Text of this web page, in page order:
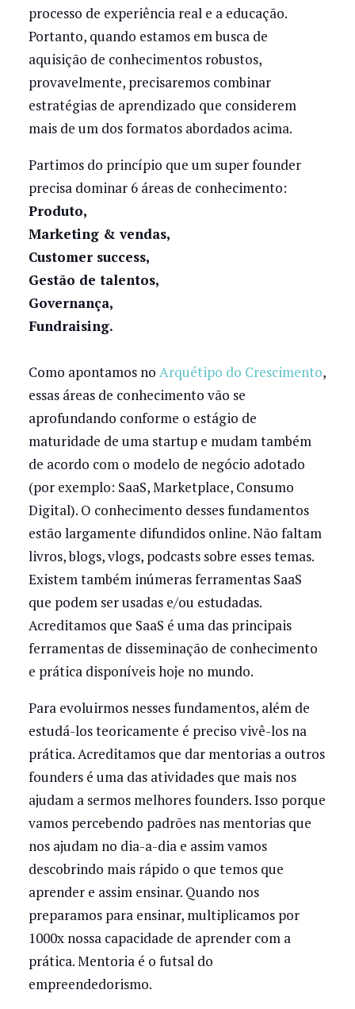
processo de experiência real e a educação.
Portanto, quando estamos em busca de
aquisição de conhecimentos robustos,
provavelmente, precisaremos combinar
estratégias de aprendizado que considerem
mais de um dos formatos abordados acima.
Partimos do princípio que um super founder
precisa dominar 6 áreas de conhecimento:
Produto,
Marketing & vendas,
Customer success,
Gestão de talentos,
Governança,
Fundraising.
Como apontamos no Arquétipo do Crescimento,
essas áreas de conhecimento vão se
aprofundando conforme o estágio de
maturidade de uma startup e mudam também
de acordo com o modelo de negócio adotado
(por exemplo: SaaS, Marketplace, Consumo
Digital). O conhecimento desses fundamentos
estão largamente difundidos online. Não faltam
livros, blogs, vlogs, podcasts sobre esses temas.
Existem também inúmeras ferramentas SaaS
que podem ser usadas e/ou estudadas.
Acreditamos que SaaS é uma das principais
ferramentas de disseminação de conhecimento
e prática disponíveis hoje no mundo.
Para evoluirmos nesses fundamentos, além de
estudá-los teoricamente é preciso vivê-los na
prática. Acreditamos que dar mentorias a outros
founders é uma das atividades que mais nos
ajudam a sermos melhores founders. Isso porque
vamos percebendo padrões nas mentorias que
nos ajudam no dia-a-dia e assim vamos
descobrindo mais rápido o que temos que
aprender e assim ensinar. Quando nos
preparamos para ensinar, multiplicamos por
1000x nossa capacidade de aprender com a
prática. Mentoria é o futsal do
empreendedorismo.